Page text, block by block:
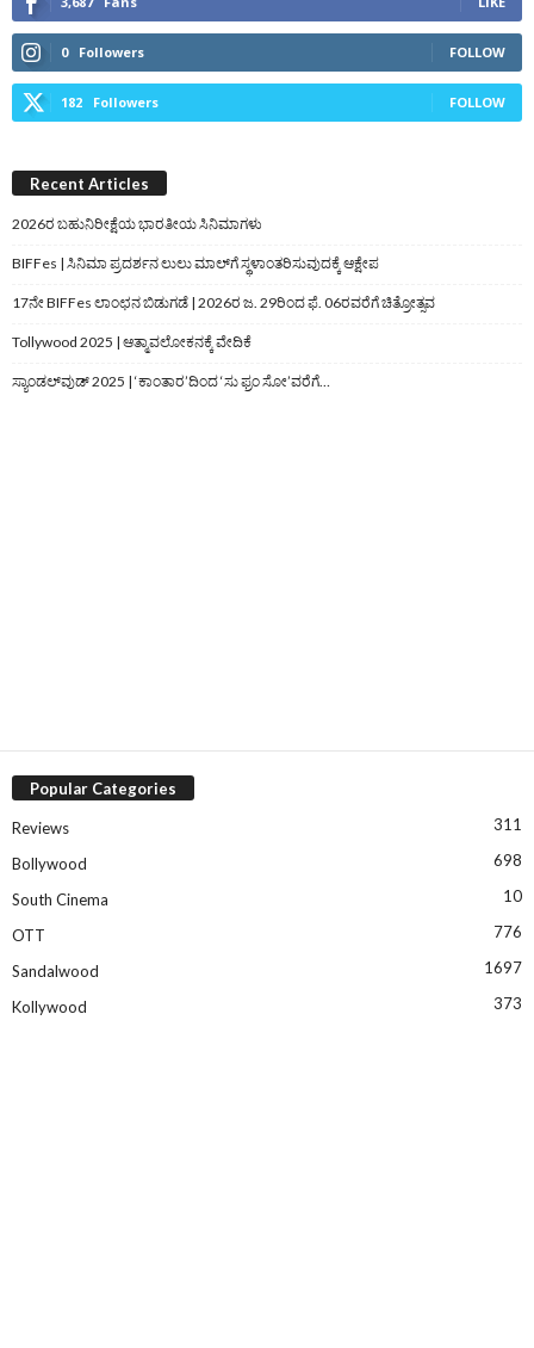
0 Followers FOLLOW
182 Followers FOLLOW
Recent Articles
2026ರ ಬಹುನಿರೀಕ್ಷೆಯ ಭಾರತೀಯ ಸಿನಿಮಾಗಳು
BIFFes | ಸಿನಿಮಾ ಪ್ರದರ್ಶನ ಲುಲು ಮಾಲ್‌ಗೆ ಸ್ಥಳಾಂತರಿಸುವುದಕ್ಕೆ ಆಕ್ಷೇಪ
17ನೇ BIFFes ಲಾಂಛನ ಬಿಡುಗಡೆ | 2026ರ ಜ. 29ರಿಂದ ಫೆ. 06ರವರೆಗೆ ಚಿತ್ರೋತ್ಸವ
Tollywood 2025 | ಆತ್ಮಾವಲೋಕನಕ್ಕೆ ವೇದಿಕೆ
ಸ್ಯಾಂಡಲ್‌ವುಡ್‌ 2025 | ‘ಕಾಂತಾರ’ದಿಂದ ‘ಸು ಫ್ರಂ ಸೋ’ವರೆಗೆ…
Popular Categories
Reviews 311
Bollywood 698
South Cinema 10
OTT 776
Sandalwood 1697
Kollywood 373